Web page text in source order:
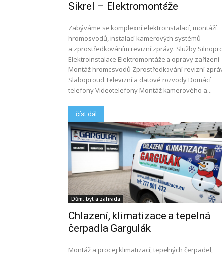
Sikrel – Elektromontáže
Zabýváme se komplexní elektroinstalací, montáží
hromosvodů, instalací kamerových systémů
a zprostředkováním revizní zprávy. Služby
Elektroinstalace Elektromontáže a opravy zařízení
Montáž hromosvodů Zprostředkování revizní
Slaboproud Televizní a datové rozvody Domácí
telefony Videotelefony Montáž kamerového a...
číst dál
Dům, byt a zahrada
Chlazení, klimatizace a tepelná
čerpadla Gargulák
Montáž a prodej klimatizací, tepelných čerpadel,